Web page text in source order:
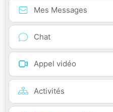
Mes Messages
Chat
Appel vidéo
Activités